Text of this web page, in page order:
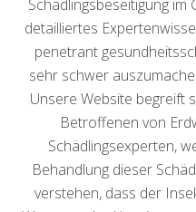
Schädlingsbeseitigung im
detailliertes
penetrant
sehr schwer
Unsere Website begreift
Betroffenen von
Schädlingsexperten,
Behandlung dieser
verstehen, dass der